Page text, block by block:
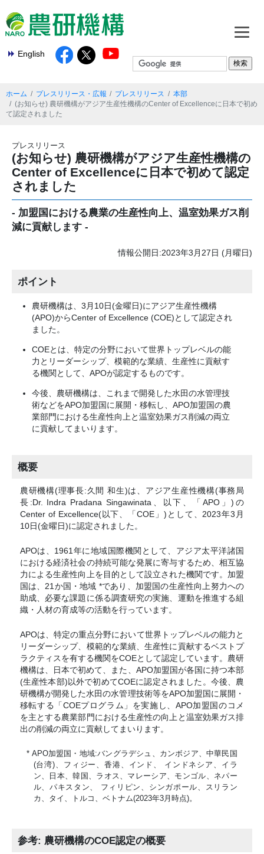
English
ホーム プレスリリース・広報 プレスリリース
本部
(お知らせ) 農研機構がアジア生産性機構のCenter of Excellenceに日本で初め
て認定されました
プレスリリース
(お知らせ) 農研機構がアジア生産性機構の
Center of Excellenceに日本で初めて認定
されました
- 加盟国における農業の生産性向上、温室効果ガス削
減に貢献します -
情報公開日:2023年3月27日 (月曜日)
ポイント
農研機構は、3月10日(金曜日)にアジア生産性機構
(APO)からCenter of Excellence (COE)として認定され
ました。
COEとは、特定の分野において世界トップレベルの能
力とリーダーシップ、模範的な業績、生産性に貢献す
る機関として、APOが認定するものです。
今後、農研機構は、これまで開発した水田の水管理技
術などをAPO加盟国に展開・移転し、APO加盟国の農
業部門における生産性向上と温室効果ガス削減の両立
に貢献してまいります。
概要
農研機構(理事長:久間 和生)は、アジア生産性機構(事務局
長:Dr. Indra Pradana Singawinata、以下、「APO」)の
Center of Excellence(以下、「COE」)として、2023年3月
10日(金曜日)に認定されました。
APOは、1961年に地域国際機関として、アジア太平洋諸国
における経済社会の持続可能な発展に寄与するため、相互協
力による生産性向上を目的として設立された機関です。加盟
国は、21か国・地域 *であり、加盟国の生産性向上努力への
助成、必要な課題に係る調査研究の実施、運動を推進する組
織・人材の育成等の活動を行っています。
APOは、特定の重点分野において世界トップレベルの能力と
リーダーシップ、模範的な業績、生産性に貢献するベストプ
ラクティスを有する機関をCOEとして認定しています。農研
機構は、日本で初めて、また、APO加盟国が各国に持つ本部
(生産性本部)以外で初めてCOEに認定されました。今後、農
研機構が開発した水田の水管理技術等をAPO加盟国に展開・
移転する「COEプログラム」を実施し、APO加盟国のコメ
を主とする農業部門における生産性の向上と温室効果ガス排
出の削減の両立に貢献してまいります。
* APO加盟国・地域:バングラデシュ、カンボジア、中華民国
(台湾)、フィジー、香港、インド、 インドネシア、イラ
ン、日本、韓国、ラオス、マレーシア、モンゴル、ネパー
ル、パキスタン、 フィリピン、シンガポール、スリラン
カ、タイ、トルコ、ベトナム(2023年3月時点)。
参考: 農研機構のCOE認定の概要